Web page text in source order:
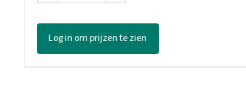
Douchegel
Sport,
250
Log in om prijzen te zien